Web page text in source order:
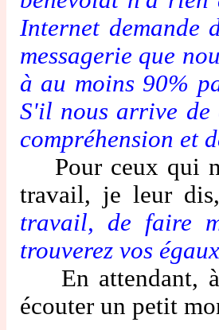
Internet demande
messagerie que
à au moins 90%
S'il nous arrive de
compréhension et
Pour ceux qui
travail, je leur
travail, de faire
trouverez vos
En attendant, à
écouter un petit